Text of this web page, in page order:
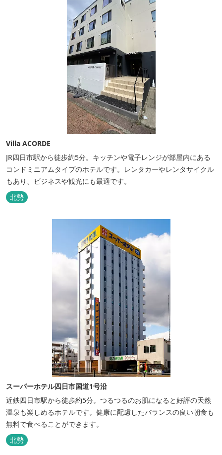
Villa ACORDE
JR四日市駅から徒歩約5分。キッチンや電子レンジが部屋内にある
コンドミニアムタイプのホテルです。レンタカーやレンタサイクル
もあり、ビジネスや観光にも最適です。
北勢
スーパーホテル四日市国道1号沿
近鉄四日市駅から徒歩約5分。つるつるのお肌になると好評の天然
温泉も楽しめるホテルです。健康に配慮したバランスの良い朝食も
無料で食べることができます。
北勢